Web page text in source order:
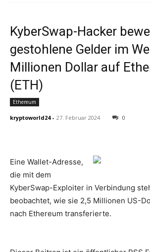
KyberSwap-Hacker
gestohlene Gelder im
Millionen Dollar auf
(ETH)
Ethereum
kryptoworld24 - 27. Februar 2024 0
Eine Wallet-Adresse,
die mit dem
KyberSwap-Exploiter in Verbindung
beobachtet, wie sie 2,5 Millionen US-
nach Ethereum transferierte.